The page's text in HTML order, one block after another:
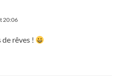
20:06
rêves !